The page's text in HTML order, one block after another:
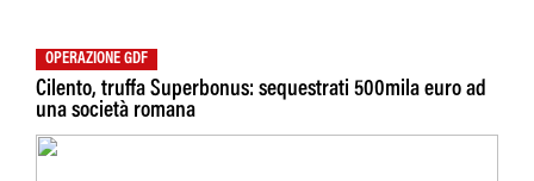
OPERAZIONE GDF
Cilento, truffa Superbonus: sequestrati 500mila euro ad
una società romana